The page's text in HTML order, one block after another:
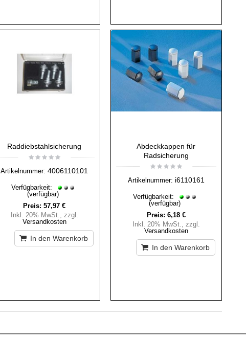
Raddiebstahlsicherung
Artikelnummer: 4006110101
Verfügbarkeit:
(verfügbar)
Preis: 57,97 €
Inkl. 20% MwSt., zzgl.
Versandkosten
In den Warenkorb
Abdeckkappen für
Radsicherung
Artikelnummer: i6110161
Verfügbarkeit:
(verfügbar)
Preis: 6,18 €
Inkl. 20% MwSt., zzgl.
Versandkosten
In den Warenkorb